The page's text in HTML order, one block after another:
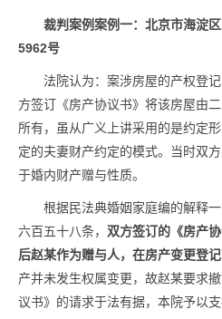
裁判案例案例一：北京市海淀
5962号
法院认为：案涉房屋的产权登
方签订《房产协议书》将该房屋由
所有，虽从广义上讲采用的是约定
定的夫妻财产约定的模式。当时双
于婚内财产赠与性质。
根据民法典婚姻家庭编的解释
六百五十八条， 双方签订的《房产
后赵某作为赠与人，在房产变更登记
产并未发生权属变更，故赵某要求
议书》的请求于法有据，本院予以支